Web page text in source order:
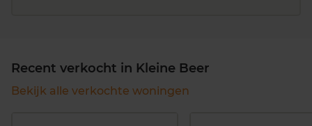
Recent verkocht in Kleine Beer
Bekijk alle verkochte woningen